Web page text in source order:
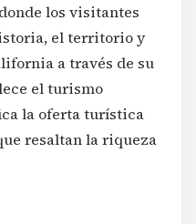
los visitantes
el territorio y
a través de su
el turismo
la oferta turística
resaltan la riqueza